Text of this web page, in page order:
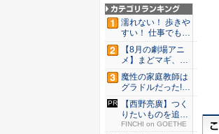
濡れない！ 歩きや
すい！ 仕事でも履
ける...
【8月の劇場アニ
メ】まどマギ、13
年ぶり...
魔性の家庭教師は
グラドルだった!?
村雨...
【西野亮廣】つく
りたいものを追求
できる環...
FINCHI on GOETHE